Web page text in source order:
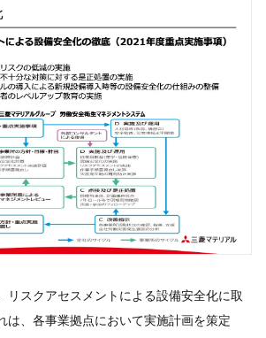
リスクアセスメントによる設備安全化に取
は、各事業拠点において実施計画を策定